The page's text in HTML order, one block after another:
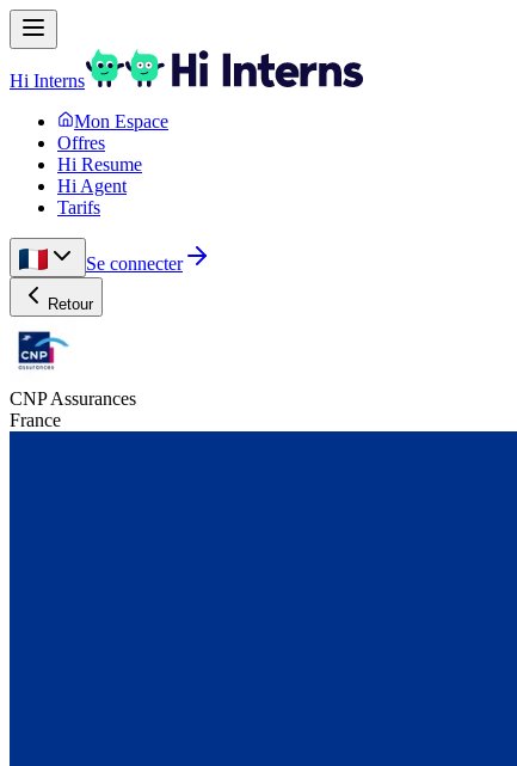
Hi Interns
Mon Espace
Offres
Hi Resume
Hi Agent
Tarifs
Se connecter
Retour
CNP Assurances
France